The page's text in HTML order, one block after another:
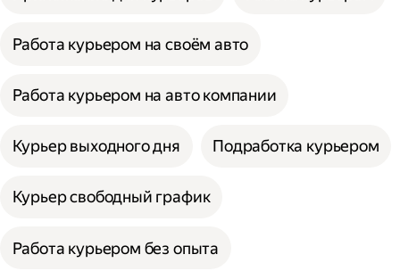
Работа курьером на своём авто
Работа курьером на авто компании
Курьер выходного дня Подработка курьером
Курьер свободный график
Работа курьером без опыта